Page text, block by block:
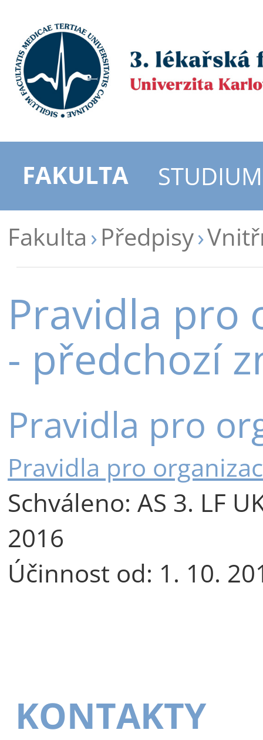
FAKULTA
STUDIUM
Fakulta Předpisy
Pravidla pro
- předchozí
Pravidla pro
Pravidla pro
Schváleno: AS 3. LF
2016
Účinnost od: 1. 10.
KONTAKTY